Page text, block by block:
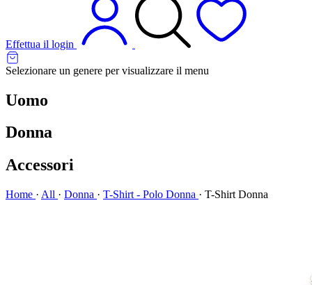
Effettua il login
Selezionare un genere per visualizzare il menu
Uomo
Donna
Accessori
Home · All · Donna · T-Shirt - Polo Donna · T-Shirt Donna